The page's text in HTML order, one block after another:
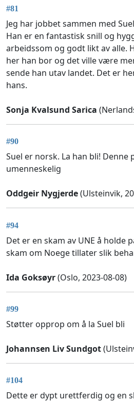
#81
Jeg har jobbet sammen med
Han er en fantastisk snill og
arbeidssom og godt likt av alle.
her han bor og det ville være
sende han utav landet. Det er
hans.
Sonja Kvalsund Sarica
#90
Suel er norsk. La han bli!
umenneskelig
Oddgeir Nygjerde(Ulsteinvik,
#94
Det er en skam av UNE å holde
skam om Noege tillater slik
Ida Goksøyr(Oslo, 2023-08-08)
#99
Støtter opprop om å la Suel bli
Johannsen Liv Sundgot
#104
Dette er dypt urettferdig og en